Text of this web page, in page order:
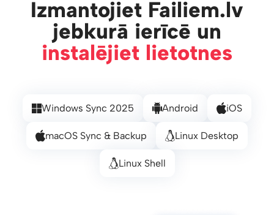
Izmantojiet Failiem.lv
jebkurā ierīcē un
instalējiet lietotnes
Windows Sync 2025 Android iOS
macOS Sync & Backup Linux Desktop
Linux Shell